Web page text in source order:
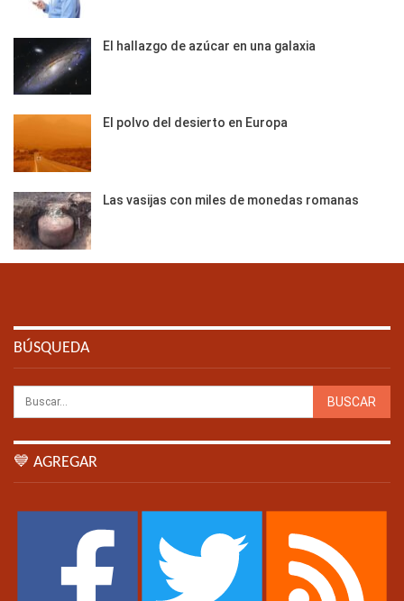
El hallazgo de azúcar en una galaxia
El polvo del desierto en Europa
Las vasijas con miles de monedas romanas
BÚSQUEDA
💙 AGREGAR